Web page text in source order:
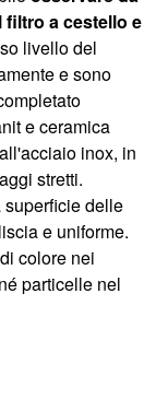
a cestello e
livello del
e sono
e ceramica
inox, in
stretti.
superficie delle
e uniforme.
colore nei
particelle nel